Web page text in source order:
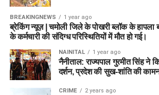
BREAKINGNEWS 1 year ago
ब्रेकिंग न्यूज़ | चमोली जिले के पोखरी ब्लॉक के हापला
के कर्मचारी की संदिग्ध परिस्थितियों में मौत हो गई।
NAINITAL 1 year ago
नैनीताल: राज्यपाल गुरमीत सिंह ने
दर्शन, प्रदेश की सुख-शांति की
CRIME 2 years ago